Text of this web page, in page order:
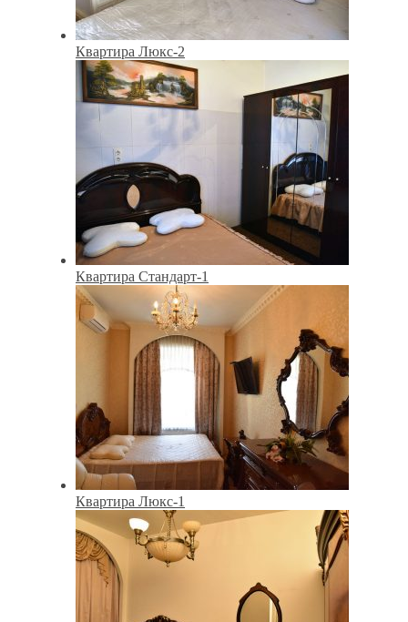
Квартира Люкс-2
Квартира Стандарт-1
Квартира Люкс-1